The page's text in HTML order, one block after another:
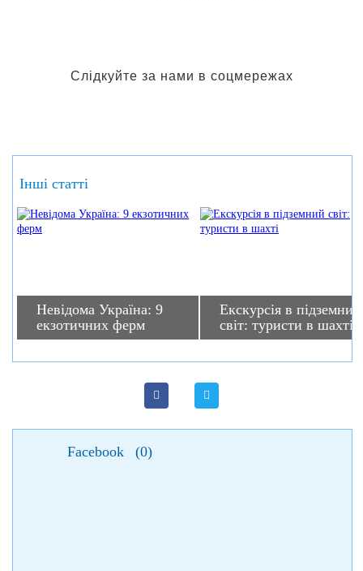
Слідкуйте за нами в соцмережах
Інші статті
Невідома Україна: 9
екзотичних ферм
Екскурсія в підземний
світ: туристи в шахті
Facebook (0)